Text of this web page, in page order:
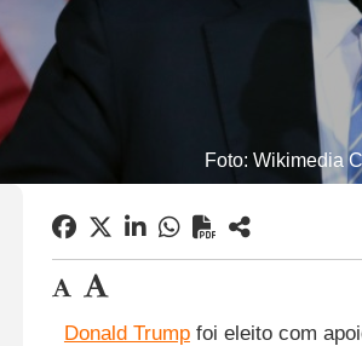
Foto: Wikimedia
Donald Trumpfoi eleito com